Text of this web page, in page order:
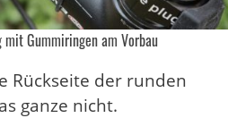
mit Gummiringen am Vorbau
Rückseite der runden
ganze nicht.